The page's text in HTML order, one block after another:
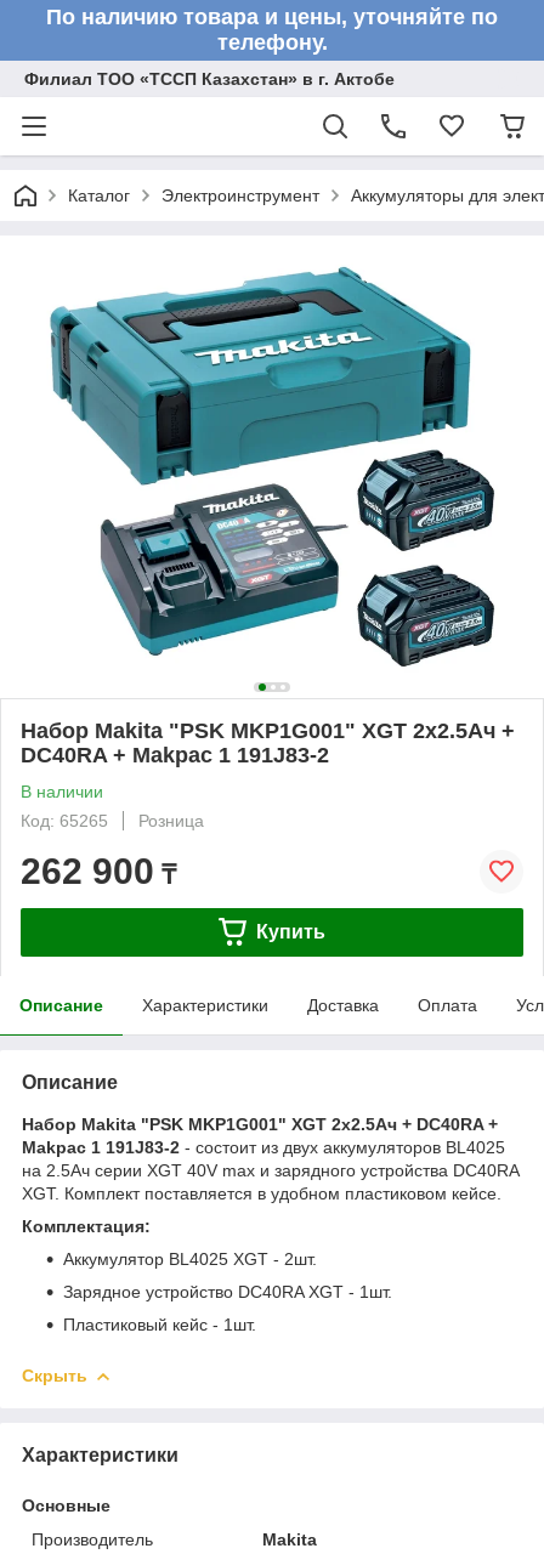
По наличию товара и цены, уточняйте по
телефону.
Филиал ТОО «ТССП Казахстан» в г. Актобе
Каталог Электроинструмент Аккумуляторы для
Набор Makita "PSK MKP1G001" XGT 2x2.5Ач +
DC40RA + Makpac 1 191J83-2
В наличии
Код: 65265
Розница
262 900 ₸
Купить
Описание Характеристики Доставка Оплата
Описание
Набор Makita "PSK MKP1G001" XGT 2x2.5Ач + DC40RA +
Makpac 1 191J83-2 - состоит из двух аккумуляторов BL4025
на 2.5Ач серии XGT 40V max и зарядного устройства DC40RA
XGT. Комплект поставляется в удобном пластиковом кейсе.
Комплектация:
Аккумулятор BL4025 XGT - 2шт.
Зарядное устройство DC40RA XGT - 1шт.
Пластиковый кейс - 1шт.
Скрыть
Характеристики
Основные
Производитель
Makita